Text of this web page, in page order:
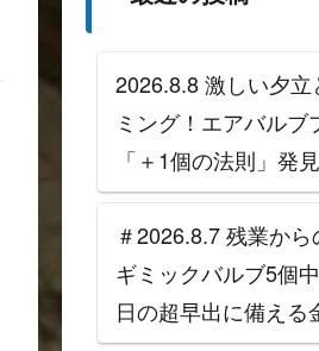
2026.8.8 激しい夕立
ミング！エアバルブ
「＋1個の法則」発
＃2026.8.7 残業から
ギミックバルブ5個
日の超早出に備える